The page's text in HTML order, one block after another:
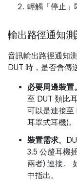
輕觸「停止」
輸出路徑通知
音訊輸出路徑通知
DUT 時，是否會傳
必要周邊裝置。
至 DUT 類比
可以是連接至
耳罩式耳機)。
裝置需求。
3.5 公釐耳機
兩者) 連接。
中指出。